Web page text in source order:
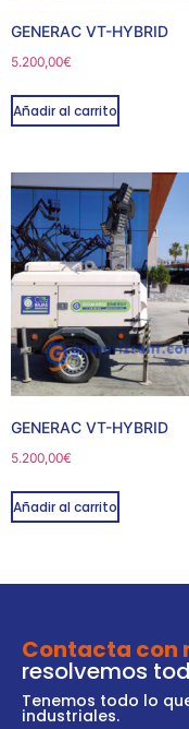
GENERAC VT-HYBRID
5.200,00€
Añadir al carrito
GENERAC VT-HYBRID
5.200,00€
Añadir al carrito
Contacta con
resolvemos
Tenemos todo lo
industriales.